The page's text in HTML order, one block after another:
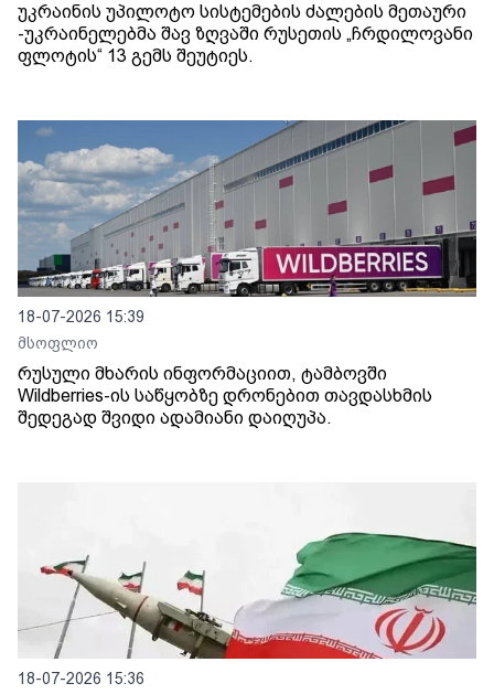
უკრაინის უპილოტო სისტემების ძალების მეთაური
-უკრაინელებმა შავ ზღვაში რუსეთის „ჩრდილოვანი
ფლოტის“ 13 გემს შეუტიეს.
18-07-2026 15:39
მსოფლიო
რუსული მხარის ინფორმაციით, ტამბოვში
Wildberries-ის საწყობზე დრონებით თავდასხმის
შედეგად შვიდი ადამიანი დაიღუპა.
18-07-2026 15:36